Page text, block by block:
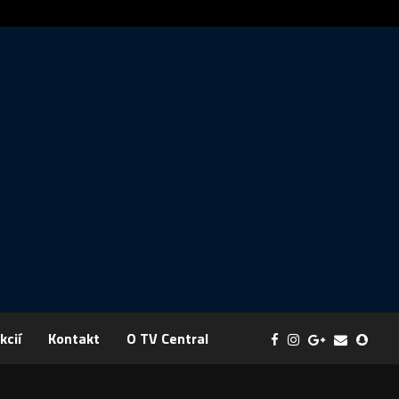
Kontakt O TV Central